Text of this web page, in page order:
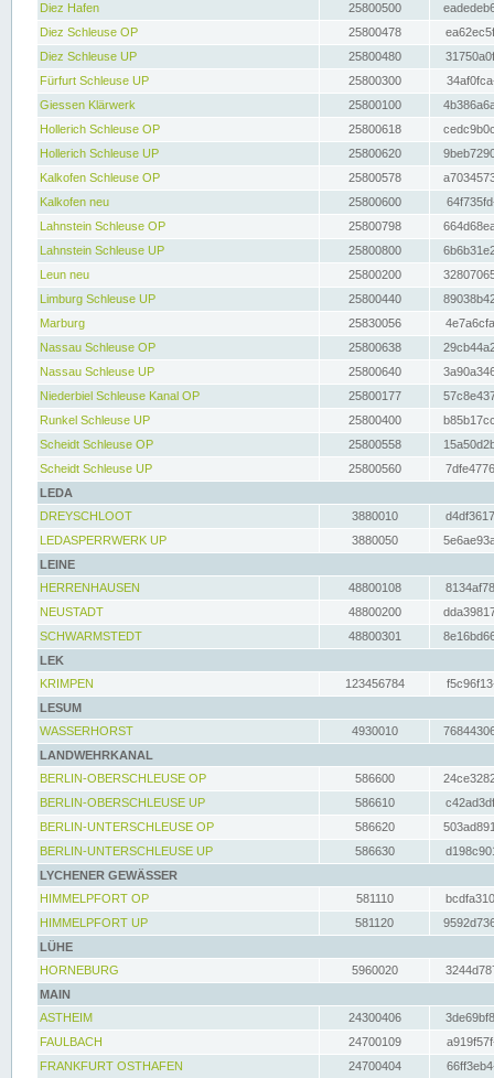
Diez Hafen
25800500
Diez Schleuse OP
25800478
Diez Schleuse UP
25800480
Fürfurt Schleuse UP
25800300
Giessen Klärwerk
25800100
Hollerich Schleuse OP
25800618
Hollerich Schleuse UP
25800620
Kalkofen Schleuse OP
25800578
Kalkofen neu
25800600
Lahnstein Schleuse OP
25800798
Lahnstein Schleuse UP
25800800
Leun neu
25800200
Limburg Schleuse UP
25800440
Marburg
25830056
Nassau Schleuse OP
25800638
Nassau Schleuse UP
25800640
Niederbiel Schleuse Kanal OP
25800177
Runkel Schleuse UP
25800400
Scheidt Schleuse OP
25800558
Scheidt Schleuse UP
25800560
LEDA
DREYSCHLOOT
3880010
LEDASPERRWERK UP
3880050
LEINE
HERRENHAUSEN
48800108
NEUSTADT
48800200
SCHWARMSTEDT
48800301
LEK
KRIMPEN
123456784
LESUM
WASSERHORST
4930010
LANDWEHRKANAL
BERLIN-OBERSCHLEUSE OP
586600
BERLIN-OBERSCHLEUSE UP
586610
BERLIN-UNTERSCHLEUSE OP
586620
BERLIN-UNTERSCHLEUSE UP
586630
LYCHENER GEWÄSSER
HIMMELPFORT OP
581110
HIMMELPFORT UP
581120
LÜHE
HORNEBURG
5960020
MAIN
ASTHEIM
24300406
FAULBACH
24700109
FRANKFURT OSTHAFEN
24700404